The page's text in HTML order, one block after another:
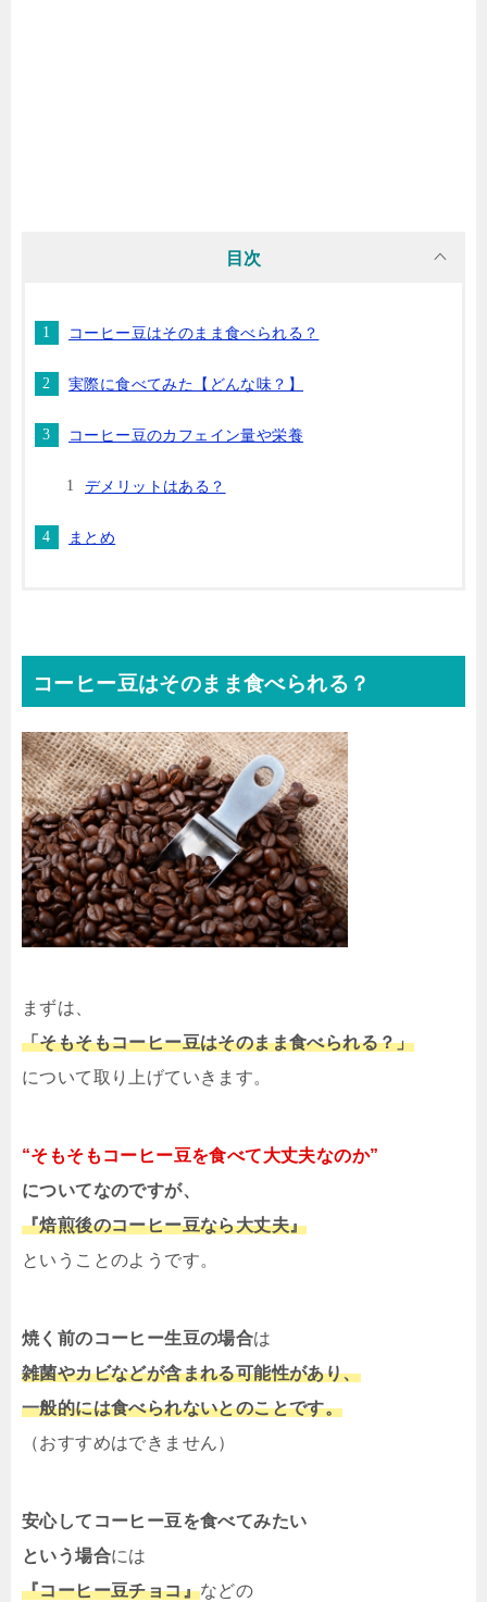
目次
コーヒー豆はそのまま食べられる？
実際に食べてみた【どんな味？】
コーヒー豆のカフェイン量や栄養
デメリットはある？
まとめ
コーヒー豆はそのまま食べられる？
まずは、
「そもそもコーヒー豆はそのまま食べられる？」
について取り上げていきます。
“そもそもコーヒー豆を食べて大丈夫なのか”
についてなのですが、
『焙煎後のコーヒー豆なら大丈夫』
ということのようです。
焼く前のコーヒー生豆の場合は
雑菌やカビなどが含まれる可能性があり、
一般的には食べられないとのことです。
（おすすめはできません）
安心してコーヒー豆を食べてみたい
という場合には
『コーヒー豆チョコ』などの